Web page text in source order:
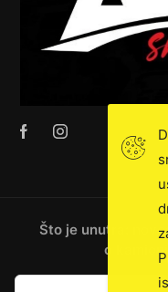
Što je unutra:
o